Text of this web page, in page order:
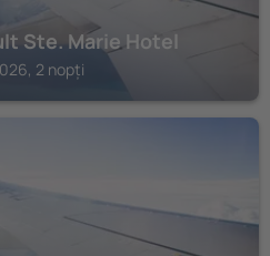
Ste. Marie Hotel
2 nopți